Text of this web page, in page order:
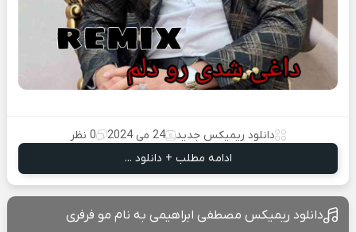
دانلود ریمیکس جدید 24 می 2024
0 نظر
ادامه مطلب + دانلود ...
دانلود ریمیکس مصطفی ابراهیمی به نام مو فرفری